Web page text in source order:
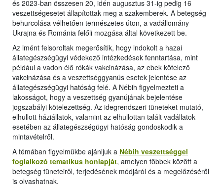
és 2023-ban összesen 20, idén augusztus 31-ig pedig 16
veszettségesetet állapítottak meg a szakemberek. A betegség
behurcolása vélhetően természetes úton, a vadállomány
Ukrajna és Románia felőli mozgása által következett be.
Az imént felsoroltak megerősítik, hogy indokolt a hazai
állategészségügyi védekező intézkedések fenntartása, mint
például a vadon élő rókák vakcinázása, az ebek kötelező
vakcinázása és a veszettséggyanús esetek jelentése az
állategészségügyi hatóság felé. A Nébih figyelmezteti a
lakosságot, hogy a veszettség gyanújának bejelentése
jogszabályi kötelezettség. Az idegrendszeri tüneteket mutató,
elhullott háziállatok, valamint az elhullottan talált vadállatok
esetében az állategészségügyi hatóság gondoskodik a
mintavételről.
A témában figyelmükbe ajánljuk a Nébih veszettséggel
foglalkozó tematikus honlapját, amelyen többek között a
betegség tüneteiről, terjedésének módjáról és a megelőzéséről
is olvashatnak.